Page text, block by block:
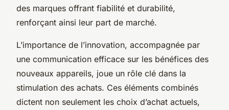
des marques offrant fiabilité et durabilité,
renforçant ainsi leur part de marché.
L’importance de l’innovation, accompagnée par
une communication efficace sur les bénéfices des
nouveaux appareils, joue un rôle clé dans la
stimulation des achats. Ces éléments combinés
dictent non seulement les choix d’achat actuels,